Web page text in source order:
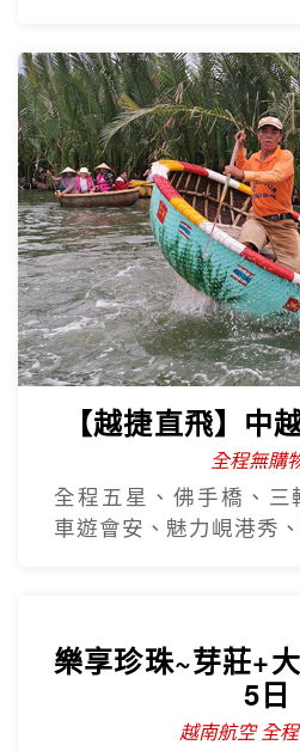
【越捷直飛】中
全程無購
全程五星、佛手橋、
車遊會安、魅力峴港秀
樂享珍珠~芽莊+
5日
越南航空 全